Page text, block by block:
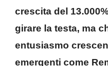
crescita del
girare la testa, ma
entusiasmo
emergenti come